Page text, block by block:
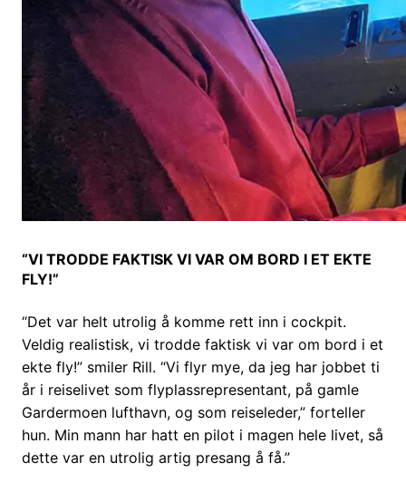
“VI TRODDE FAKTISK VI VAR OM BORD I ET EKTE
FLY!”
“Det var helt utrolig å komme rett inn i cockpit.
Veldig realistisk, vi trodde faktisk vi var om bord i et
ekte fly!” smiler Rill. “Vi flyr mye, da jeg har jobbet ti
år i reiselivet som flyplassrepresentant, på gamle
Gardermoen lufthavn, og som reiseleder,” forteller
hun. Min mann har hatt en pilot i magen hele livet, så
dette var en utrolig artig presang å få.”